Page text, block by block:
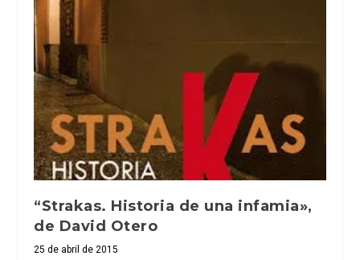
“Strakas. Historia de una infamia»,
de David Otero
25 de abril de 2015